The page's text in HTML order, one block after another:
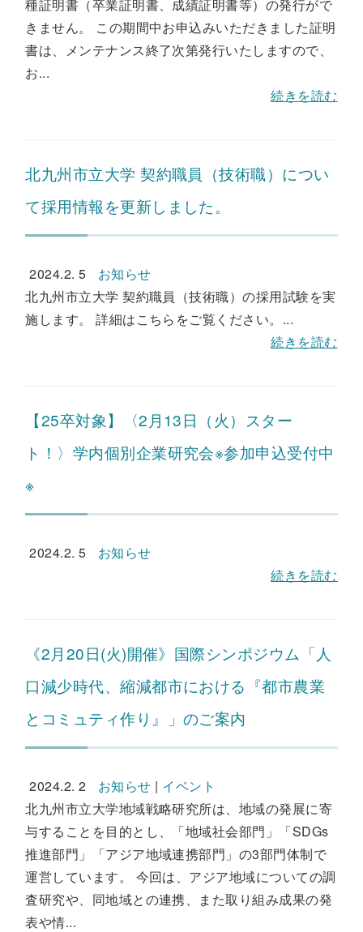
種証明書（卒業証明書、成績証明書等）の発行がで
きません。 この期間中お申込みいただきました証明
書は、メンテナンス終了次第発行いたしますので、
お...
続きを読む
北九州市立大学 契約職員（技術職）につい
て採用情報を更新しました。
2024.2. 5
お知らせ
北九州市立大学 契約職員（技術職）の採用試験を実
施します。 詳細はこちらをご覧ください。...
続きを読む
【25卒対象】〈2月13日（火）スター
ト！〉学内個別企業研究会※参加申込受付中
※
2024.2. 5
お知らせ
続きを読む
《2月20日(火)開催》国際シンポジウム「人
口減少時代、縮減都市における『都市農業
とコミュティ作り』」のご案内
2024.2. 2 お知らせ | イベント
北九州市立大学地域戦略研究所は、地域の発展に寄
与することを目的とし、「地域社会部門」「SDGs
推進部門」「アジア地域連携部門」の3部門体制で
運営しています。 今回は、アジア地域についての調
査研究や、同地域との連携、また取り組み成果の発
表や情...